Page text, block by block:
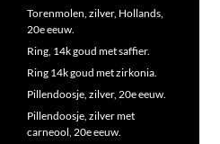
Torenmolen, zilver, Hollands,
20e eeuw.
Ring, 14k goud met saffier.
Ring 14k goud met zirkonia.
Pillendoosje, zilver, 20e eeuw.
Pillendoosje, zilver met
carneool, 20e eeuw.